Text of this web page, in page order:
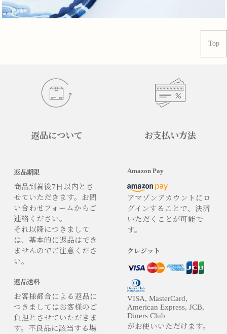
Top
返品について
返品期限
商品到着後7日以内とさ
せていただきます。お問
い合わせフォームからご
連絡ください。
それ以降につきまして
は、基本的に返品はでき
ませんのでご注意くださ
い。
返品送料
お客様都合による返品に
つきましてはお客様のご
負担とさせていただきま
す。不良品に該当する場
お支払い方法
Amazon Pay
アマゾンアカウントにロ
グインすることで、決済
いただくことが可能で
す。
クレジット
VISA, MasterCard,
American Express, JCB,
Diners Club
がお使いいただけます。